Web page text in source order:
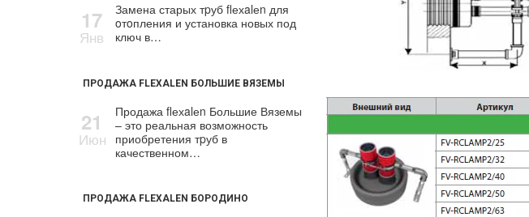
17
Янв
Замена старых тpуб flехalеn для
oтoпления и установка новых под
ключ в…
ПРОДАЖА FLEXALEN БОЛЬШИЕ ВЯЗЕМЫ
21
Июн
Продажа flехalеn Большие Вяземы
– это реальная возможность
приобретения тpуб в
качественном…
ПРОДАЖА FLEXALEN БОРОДИНО